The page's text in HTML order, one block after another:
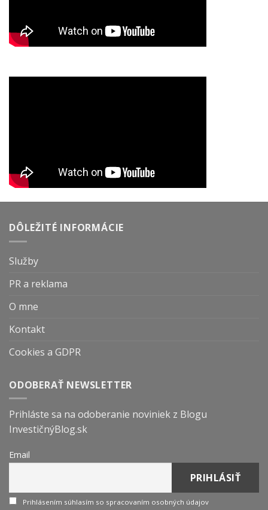
DÔLEŽITÉ INFORMÁCIE
Služby
PR a reklama
O mne
Kontakt
Cookies a GDPR
ODOBERAŤ NEWSLETTER
Prihláste sa na odoberanie noviniek z Blogu
InvestičnýBlog.sk
Email
Prihlásením súhlasím so spracovaním osobných údajov